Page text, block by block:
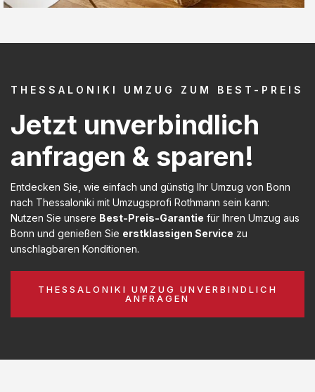
THESSALONIKI UMZUG ZUM BEST-PREIS
Jetzt unverbindlich
anfragen & sparen!
Entdecken Sie, wie einfach und günstig Ihr Umzug von Bonn
nach Thessaloniki mit Umzugsprofi Rothmann sein kann:
Nutzen Sie unsere Best-Preis-Garantie für Ihren Umzug aus
Bonn und genießen Sie erstklassigen Service zu
unschlagbaren Konditionen.
THESSALONIKI UMZUG UNVERBINDLICH
ANFRAGEN